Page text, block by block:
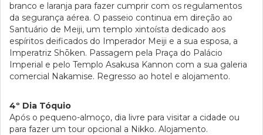
branco e laranja para fazer cumprir com os regulamentos
da segurança aérea. O passeio continua em direção ao
Santuário de Meiji, um templo xintoísta dedicado aos
espíritos deificados do Imperador Meiji e a sua esposa, a
Imperatriz Shōken. Passagem pela Praça do Palácio
Imperial e pelo Templo Asakusa Kannon com a sua galeria
comercial Nakamise. Regresso ao hotel e alojamento.
4º Dia Tóquio
Após o pequeno-almoço, dia livre para visitar a cidade ou
para fazer um tour opcional a Nikko. Alojamento.